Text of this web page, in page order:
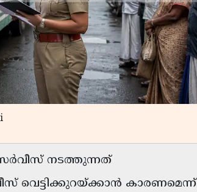
നടത്തുന്നത്
വെട്ടിക്കുറയ്ക്കാൻ കാരണമെന്ന്